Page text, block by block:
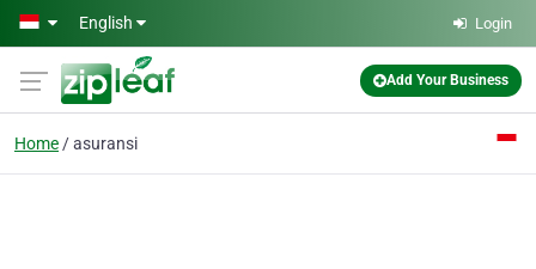
Skip to main content
English Login
Add Your Business
Home asuransi